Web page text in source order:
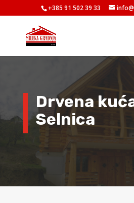
+385 91 502 39 33
Drvena
Selnica